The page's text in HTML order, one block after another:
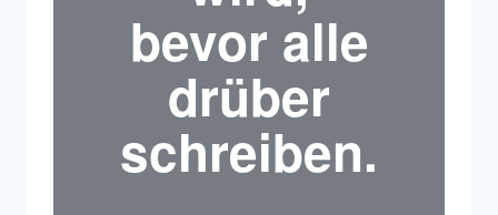
bevor alle
drüber
schreiben.